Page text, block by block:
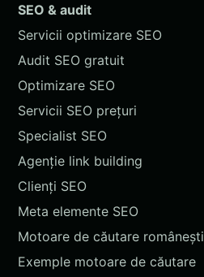
SEO & audit
Servicii optimizare SEO
Audit SEO gratuit
Optimizare SEO
Servicii SEO prețuri
Specialist SEO
Agenție link building
Clienți SEO
Meta elemente SEO
Motoare de căutare românești
Exemple motoare de căutare